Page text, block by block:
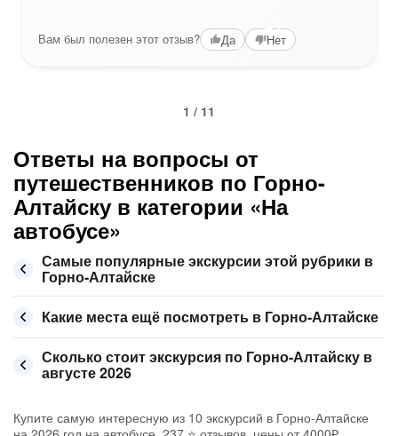
+1
Вам был полезен этот отзыв? Да Нет
1 / 11
Ответы на вопросы от
путешественников по Горно-
Алтайску в категории «На
автобусе»
Самые популярные экскурсии этой рубрики в
Горно-Алтайске
Какие места ещё посмотреть в Горно-Алтайске
Сколько стоит экскурсия по Горно-Алтайску в
августе 2026
Купите самую интересную из 10 экскурсий в Горно-Алтайске